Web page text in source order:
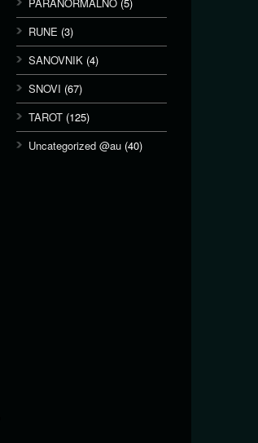
RUNE (3)
SANOVNIK (4)
SNOVI (67)
TAROT (125)
Uncategorized @au (40)